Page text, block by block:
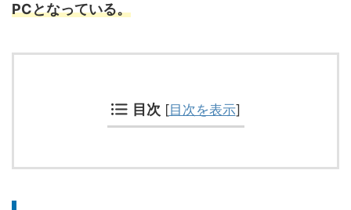
PCとなっている。
目次 [目次を表示]